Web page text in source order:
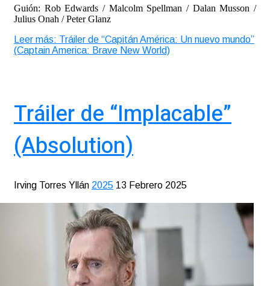
Guión: Rob Edwards / Malcolm Spellman / Dalan Musson /
Julius Onah / Peter Glanz
Leer más: Tráiler de “Capitán América: Un nuevo mundo”
(Captain America: Brave New World)
Tráiler de “Implacable”
(Absolution)
Irving Torres Yllán 2025 13 Febrero 2025